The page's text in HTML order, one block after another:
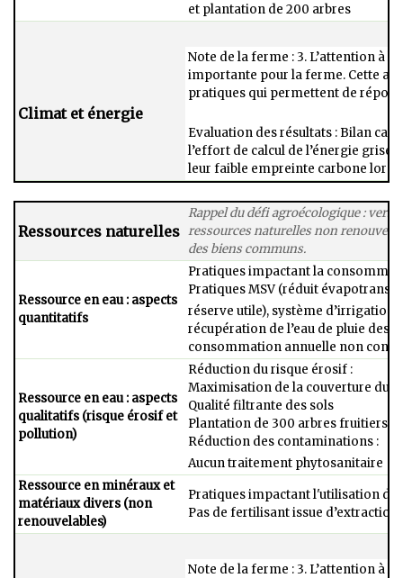
et plantation de 200 arbres
Climat et énergie
Note de la ferme : 3. L’attention à
importante pour la ferme. Cette
pratiques qui permettent de
Evaluation des résultats : Bilan
l’effort de calcul de l’énergie grise
leur faible empreinte carbone
Ressources naturelles
Rappel du défi agroécologique : vers
ressources naturelles non
des biens communs.
Ressource en ​eau : aspects
quantitatifs
Pratiques impactant la
Pratiques MSV (réduit
réserve utile), système d’irrigation
récupération de l’eau de pluie des
consommation annuelle non
Ressource en​ eau : aspects
qualitatifs ​(risque érosif et
pollution)
Réduction du risque érosif :​
Maximisation de la couverture du
Qualité filtrante des sols​
Plantation de 300 arbres fruitiers​
Réduction des contaminations :​
Aucun traitement phytosanitaire
Ressource en minéraux et
matériaux divers (non
renouvelables)
Pratiques impactant l'utilisation
Pas de fertilisant issue
Note de la ferme : 3. L’attention à